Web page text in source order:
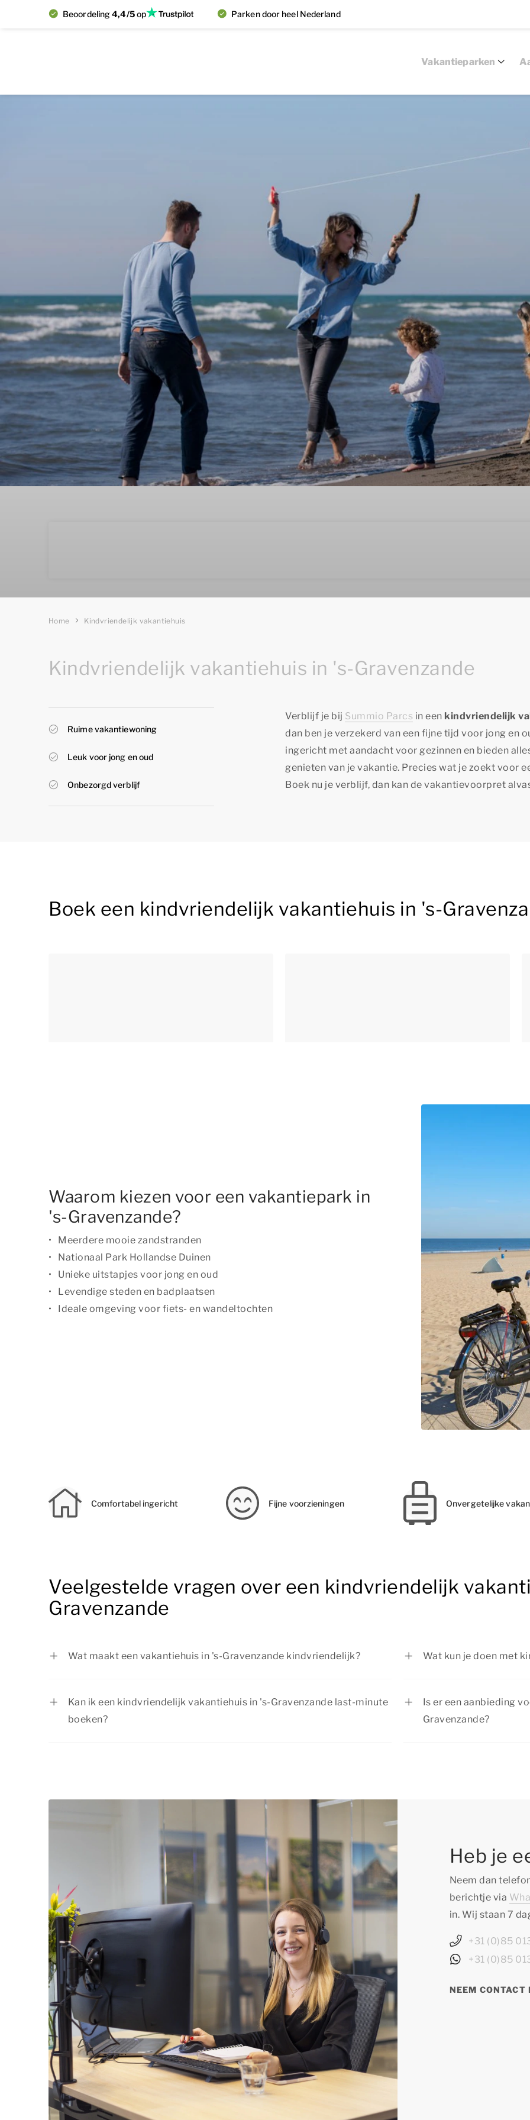
Beoordeling4,4/5op Parken door heel Nederland
Vakantieparken
Home Kindvriendelijk vakantiehuis
Kindvriendelijk vakantiehuis in 's-Gravenzande
Ruime vakantiewoning
Leuk voor jong en oud
Onbezorgd verblijf
Verblijf je bij Summio Parcs in een kindvriendelijk
dan ben je verzekerd van een fijne tijd voor jong en
ingericht met aandacht voor gezinnen en bieden
genieten van je vakantie. Precies wat je zoekt voor
Boek nu je verblijf, dan kan de vakantievoorpret
Boek een kindvriendelijk vakantiehuis in 's-
Waarom kiezen voor een vakantiepark in
's-Gravenzande?
Meerdere mooie zandstranden
Nationaal Park Hollandse Duinen
Unieke uitstapjes voor jong en oud
Levendige steden en badplaatsen
Ideale omgeving voor fiets- en wandeltochten
Comfortabel ingericht Fijne voorzieningen Onvergetelijke
Veelgestelde vragen over een kindvriendelijk
Gravenzande
Wat maakt een vakantiehuis in 's-Gravenzande kindvriendelijk?
Wat kun je doen met
Kan ik een kindvriendelijk vakantiehuis in 's-Gravenzande last-minute
boeken?
Is er een aanbieding
Gravenzande?
Heb je
Neem dan
berichtje via
in. Wij staan 7
+31 (0)85
+31 (0)85
NEEM CONTACT